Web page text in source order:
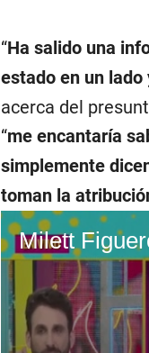
“Ha salido una
estado en un
acerca del
“me encantaría
simplemente
toman la